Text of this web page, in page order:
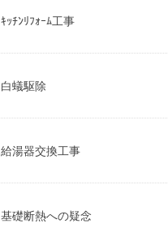
ｷｯﾁﾝﾘﾌｫｰﾑ工事
白蟻駆除
給湯器交換工事
基礎断熱への疑念